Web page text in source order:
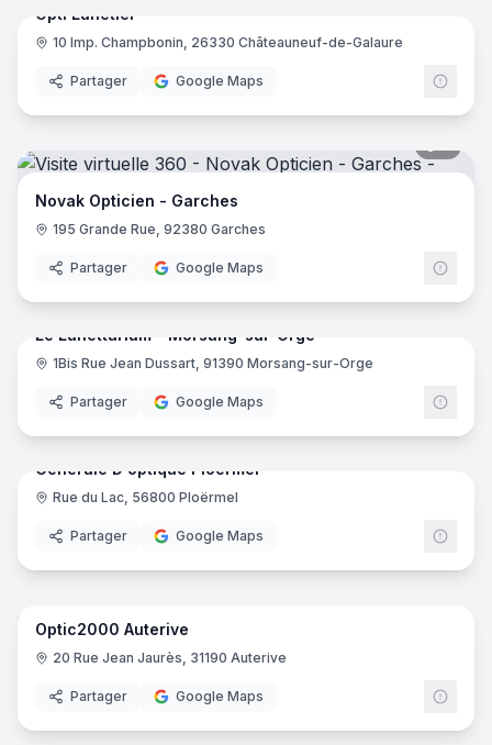
Opti Lunetier
10 Imp. Champbonin, 26330 Châteauneuf-de-Galaure
Partager Google Maps
Novak Opticien - Garches
195 Grande Rue, 92380 Garches
Partager Google Maps
Le Lunettarium - Morsang-sur-Orge
1Bis Rue Jean Dussart, 91390 Morsang-sur-Orge
Partager Google Maps
10
Générale D'optique Ploërmel
Rue du Lac, 56800 Ploërmel
Partager Google Maps
7
Optic2000 Auterive
20 Rue Jean Jaurès, 31190 Auterive
Partager Google Maps